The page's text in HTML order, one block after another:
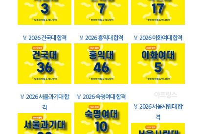
🏅 2026 건국대 합격 🏅 2026 홍익대 합격 🏅 2026 이화여대 합격
🏅 2026 서울과기대 합
격
🏅 2026 숙명여대 합격
🏅 2026 서울시립대 합
격